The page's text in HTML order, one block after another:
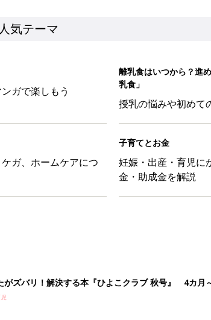
気テーマ
ガで楽しもう
離乳食はいつから？進
乳食」
授乳の悩みや初めて
ガ、ホームケアにつ
子育てとお金
妊娠・出産・育児に
金・助成金を解説
がズバリ！解決する本『ひよこクラブ 秋号』 4カ月
い！